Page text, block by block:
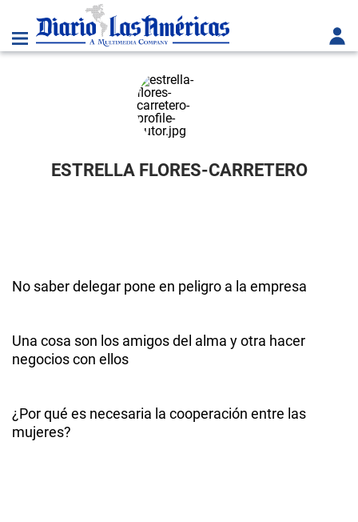
ESTRELLA FLORES-CARRETERO
No saber delegar pone en peligro a la empresa
Una cosa son los amigos del alma y otra hacer
negocios con ellos
¿Por qué es necesaria la cooperación entre las
mujeres?